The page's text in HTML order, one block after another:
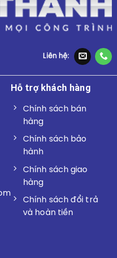
Liên hệ:
Hỗ trợ khách hàng
Chính sách bán
hàng
Chính sách bảo
hành
Chính sách giao
hàng
Chính sách đổi trả
và hoàn tiền